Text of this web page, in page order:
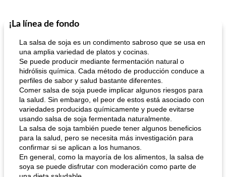
¡La línea de fondo
La salsa de soja es un condimento sabroso que se usa en
una amplia variedad de platos y cocinas.
Se puede producir mediante fermentación natural o
hidrólisis química. Cada método de producción conduce a
perfiles de sabor y salud bastante diferentes.
Comer salsa de soja puede implicar algunos riesgos para
la salud. Sin embargo, el peor de estos está asociado con
variedades producidas químicamente y puede evitarse
usando salsa de soja fermentada naturalmente.
La salsa de soja también puede tener algunos beneficios
para la salud, pero se necesita más investigación para
confirmar si se aplican a los humanos.
En general, como la mayoría de los alimentos, la salsa de
soya se puede disfrutar con moderación como parte de